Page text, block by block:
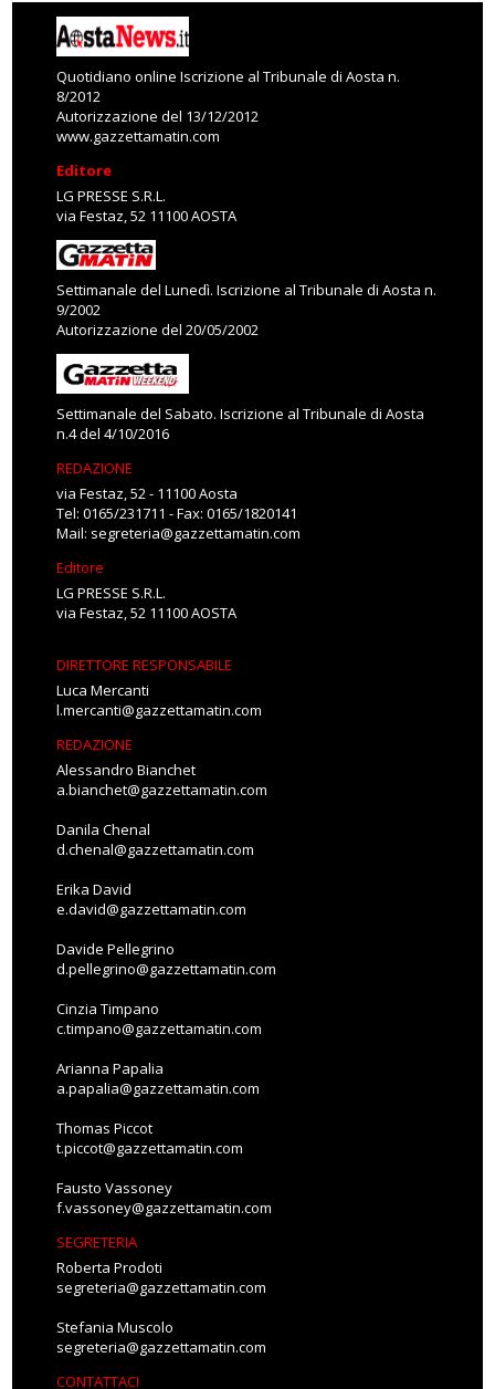
Quotidiano online Iscrizione al Tribunale di Aosta n.
8/2012
Autorizzazione del 13/12/2012
www.gazzettamatin.com
Editore
LG PRESSE S.R.L.
via Festaz, 52 11100 AOSTA
Settimanale del Lunedì. Iscrizione al Tribunale di Aosta n.
9/2002
Autorizzazione del 20/05/2002
Settimanale del Sabato. Iscrizione al Tribunale di Aosta
n.4 del 4/10/2016
REDAZIONE
via Festaz, 52 - 11100 Aosta
Tel: 0165/231711 - Fax: 0165/1820141
Mail: segreteria@gazzettamatin.com
Editore
LG PRESSE S.R.L.
via Festaz, 52 11100 AOSTA
DIRETTORE RESPONSABILE
Luca Mercanti
l.mercanti@gazzettamatin.com
REDAZIONE
Alessandro Bianchet
a.bianchet@gazzettamatin.com
Danila Chenal
d.chenal@gazzettamatin.com
Erika David
e.david@gazzettamatin.com
Davide Pellegrino
d.pellegrino@gazzettamatin.com
Cinzia Timpano
c.timpano@gazzettamatin.com
Arianna Papalia
a.papalia@gazzettamatin.com
Thomas Piccot
t.piccot@gazzettamatin.com
Fausto Vassoney
f.vassoney@gazzettamatin.com
SEGRETERIA
Roberta Prodoti
segreteria@gazzettamatin.com
Stefania Muscolo
segreteria@gazzettamatin.com
CONTATTACI